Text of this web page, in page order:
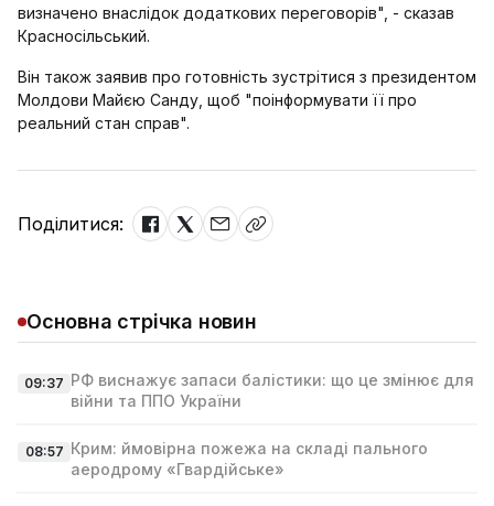
визначено внаслідок додаткових переговорів", - сказав
Красносільський.
Він також заявив про готовність зустрітися з президентом
Молдови Майєю Санду, щоб "поінформувати її про
реальний стан справ".
Поділитися:
Основна стрічка новин
09:37 РФ виснажує запаси балістики: що це змінює для
війни та ППО України
08:57 Крим: ймовірна пожежа на складі пального
аеродрому «Гвардійське»